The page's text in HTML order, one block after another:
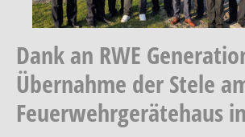
Dank an RWE
Übernahme der Stele
Feuerwehrgerätehaus